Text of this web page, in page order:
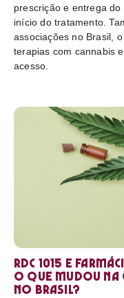
prescrição e entrega
início do tratamento.
associações no Brasil,
terapias com cannabis
acesso.
RDC 1015 e
o que mudou na
no Brasil?